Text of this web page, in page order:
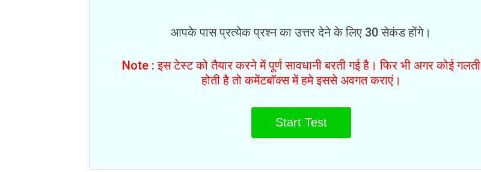
आपके पास प्रत्येक प्रश्न का उत्तर देने के लिए 30 सेकंड होंगे।
Note : इस टेस्ट को तैयार करने में पूर्ण सावधानी बरती गई है। फिर भी अगर कोई गलती
होती है तो कमेंटबॉक्स में हमे इससे अवगत कराएं।
Start Test